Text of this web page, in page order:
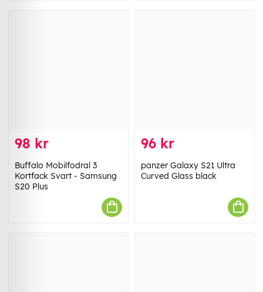
98 kr
Buffalo Mobilfodral 3
Kortfack Svart - Samsung
S20 Plus
96 kr
panzer Galaxy S21 Ultra
Curved Glass black